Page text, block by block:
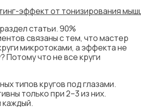
статьи. 90%
связаны с тем, что мастер
микротоками, а эффекта не
Потому что не все круги
типов кругов под глазами.
только при 2–3 из них.